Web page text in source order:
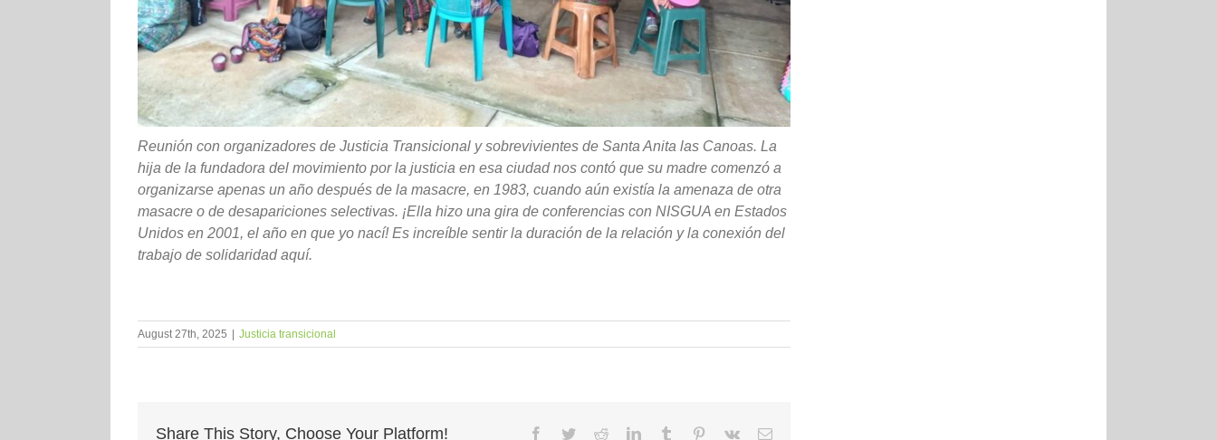
Reunión con organizadores de Justicia Transicional y sobrevivientes de Santa Anita las Canoas. La
hija de la fundadora del movimiento por la justicia en esa ciudad nos contó que su madre comenzó a
organizarse apenas un año después de la masacre, en 1983, cuando aún existía la amenaza de otra
masacre o de desapariciones selectivas. ¡Ella hizo una gira de conferencias con NISGUA en Estados
Unidos en 2001, el año en que yo nací! Es increíble sentir la duración de la relación y la conexión del
trabajo de solidaridad aquí.
August 27th, 2025 Justicia transicional
Share This Story, Choose Your Platform! Facebook
TwitterRedditLinkedInTumblr Pinterest
Vk Email